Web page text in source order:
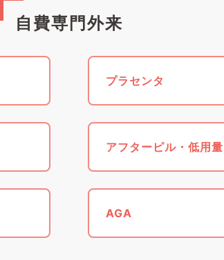
自費専門外来
プラセンタ
アフターピル・低用
AGA